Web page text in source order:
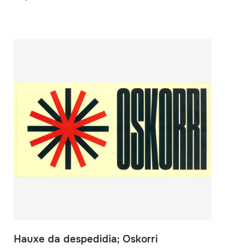
Hauxe da despedidia; Oskorri